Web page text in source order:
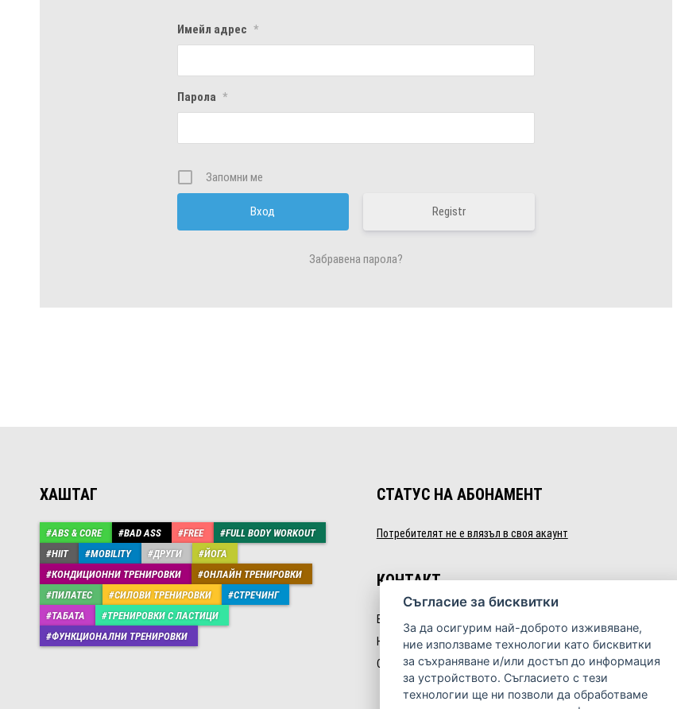
Имейл адрес *
Парола *
Запомни ме
Registr
Забравена парола?
ХАШТАГ
ABS & CORE BAD ASS FREE
FULL BODY WORKOUT
HIIT
MOBILITY ДРУГИ
ЙОГА
КОНДИЦИОННИ ТРЕНИРОВКИ
ОНЛАЙН ТРЕНИРОВКИ
ПИЛАТЕС
СИЛОВИ ТРЕНИРОВКИ
СТРЕЧИНГ
ТАБАТА
ТРЕНИРОВКИ С ЛАСТИЦИ
ФУНКЦИОНАЛНИ ТРЕНИРОВКИ
СТАТУС НА АБОНАМЕНТ
Потребителят не е влязъл в своя акаунт
КОНТАКТ
E:
Некст Левъл Фитнес ООД
София, бул. „Симеоновско шосе“ № 35, ет. 3
Cъгласие за бисквитки
За да осигурим най-доброто изживяване,
ние използваме технологии като бисквитки
за съхраняване и/или достъп до информация
за устройството. Съгласието с тези
технологии ще ни позволи да обработваме